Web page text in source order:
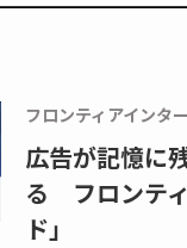
フロンティアインタ
広告が記憶に
る フロンテ
ド」